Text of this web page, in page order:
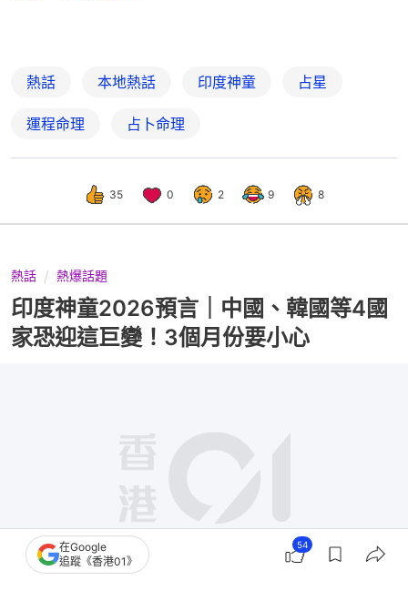
熱話 本地熱話 印度神童 占星
運程命理 占卜命理
35 0 2 9 8
熱話 熱爆話題
印度神童2026預言｜中國、韓國等4國
家恐迎這巨變！3個月份要小心
在Google
追蹤《香港01》
54